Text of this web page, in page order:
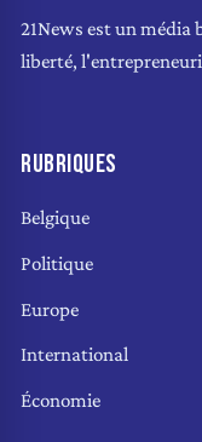
21News est un média
liberté,
RUBRIQUES
Belgique
Politique
Europe
International
Économie